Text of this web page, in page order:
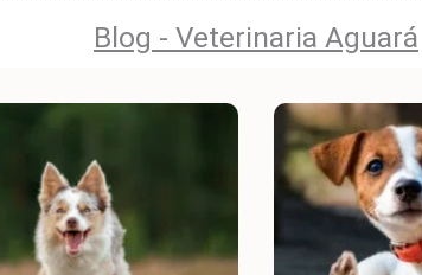
Blog - Veterinaria Aguará